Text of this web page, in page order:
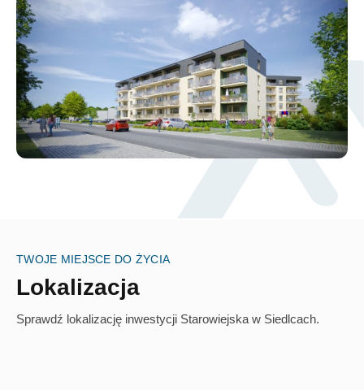
TWOJE MIEJSCE DO ŻYCIA
Lokalizacja
Sprawdź lokalizację inwestycji Starowiejska w Siedlcach.